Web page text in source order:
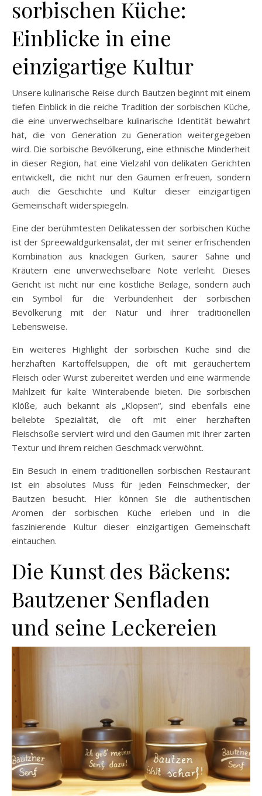
sorbischen Küche:
Einblicke in eine
einzigartige Kultur
Unsere kulinarische Reise durch Bautzen beginnt mit einem
tiefen Einblick in die reiche Tradition der sorbischen Küche,
die eine unverwechselbare kulinarische Identität bewahrt
hat, die von Generation zu Generation weitergegeben
wird. Die sorbische Bevölkerung, eine ethnische Minderheit
in dieser Region, hat eine Vielzahl von delikaten Gerichten
entwickelt, die nicht nur den Gaumen erfreuen, sondern
auch die Geschichte und Kultur dieser einzigartigen
Gemeinschaft widerspiegeln.
Eine der berühmtesten Delikatessen der sorbischen Küche
ist der Spreewaldgurkensalat, der mit seiner erfrischenden
Kombination aus knackigen Gurken, saurer Sahne und
Kräutern eine unverwechselbare Note verleiht. Dieses
Gericht ist nicht nur eine köstliche Beilage, sondern auch
ein Symbol für die Verbundenheit der sorbischen
Bevölkerung mit der Natur und ihrer traditionellen
Lebensweise.
Ein weiteres Highlight der sorbischen Küche sind die
herzhaften Kartoffelsuppen, die oft mit geräuchertem
Fleisch oder Wurst zubereitet werden und eine wärmende
Mahlzeit für kalte Winterabende bieten. Die sorbischen
Klöße, auch bekannt als „Klopsen“, sind ebenfalls eine
beliebte Spezialität, die oft mit einer herzhaften
Fleischsoße serviert wird und den Gaumen mit ihrer zarten
Textur und ihrem reichen Geschmack verwöhnt.
Ein Besuch in einem traditionellen sorbischen Restaurant
ist ein absolutes Muss für jeden Feinschmecker, der
Bautzen besucht. Hier können Sie die authentischen
Aromen der sorbischen Küche erleben und in die
faszinierende Kultur dieser einzigartigen Gemeinschaft
eintauchen.
Die Kunst des Bäckens:
Bautzener Senfladen
und seine Leckereien